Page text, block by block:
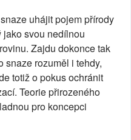
uhájit pojem přírody
jako svou nedílnou
Zajdu dokonce tak
snaze rozuměl i tehdy,
totiž o pokus ochránit
Teorie přirozeného
pro koncepci